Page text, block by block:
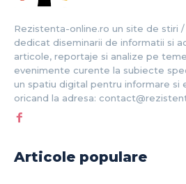
Rezistenta-online.ro un site de stiri
dedicat diseminarii de informatii si
articole, reportaje si analize pe
evenimente curente la subiecte
un spatiu digital pentru informare si
oricand la adresa:
Articole populare